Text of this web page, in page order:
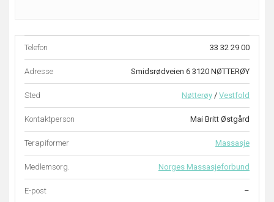
Telefon 33 32 29 00
Adresse Smidsrødveien 6 3120 NØTTERØY
Sted Nøtterøy / Vestfold
Kontaktperson Mai Britt Østgård
Terapiformer Massasje
Medlemsorg. Norges Massasjeforbund
E-post –